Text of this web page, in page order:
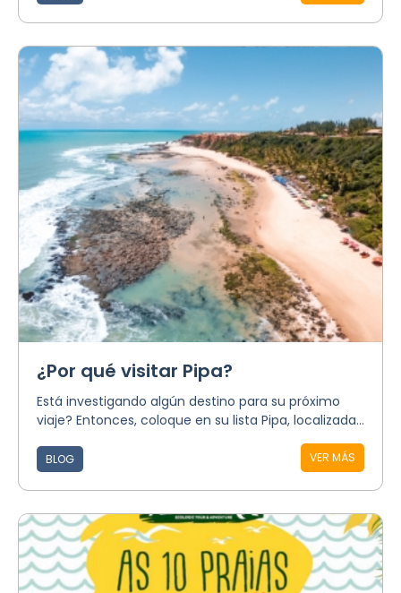
¿Por qué visitar Pipa?
Está investigando algún destino para su próximo
viaje? Entonces, coloque en su lista Pipa, localizada...
VER MÁS
BLOG